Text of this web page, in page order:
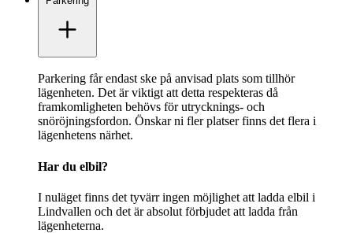
Parkering får endast ske på anvisad plats som tillhör
lägenheten. Det är viktigt att detta respekteras då
framkomligheten behövs för utrycknings- och
snöröjningsfordon. Önskar ni fler platser finns det flera i
lägenhetens närhet.
Har du elbil?
I nuläget finns det tyvärr ingen möjlighet att ladda elbil i
Lindvallen och det är absolut förbjudet att ladda från
lägenheterna.